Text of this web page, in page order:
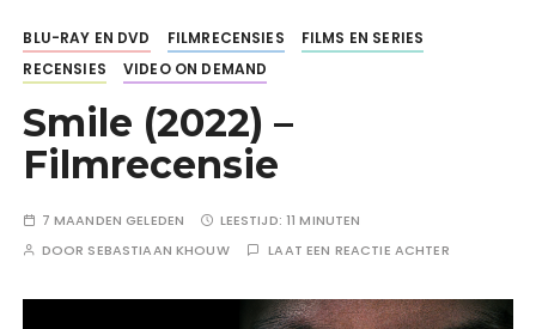
BLU-RAY EN DVD FILMRECENSIES
FILMS EN SERIES
RECENSIES
VIDEO ON DEMAND
Smile (2022) –
Filmrecensie
7 MAANDEN GELEDEN LEESTIJD:11 MINUTEN
DOOR SEBASTIAAN KHOUW LAAT EEN REACTIE ACHTER